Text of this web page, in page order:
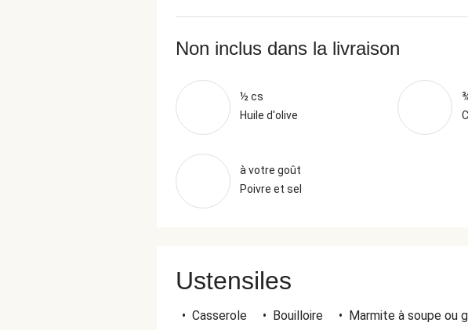
Non inclus dans la livraison
½ cs
Huile d'olive
à votre goût
Poivre et sel
Ustensiles
• Casserole • Bouilloire • Marmite à soupe ou